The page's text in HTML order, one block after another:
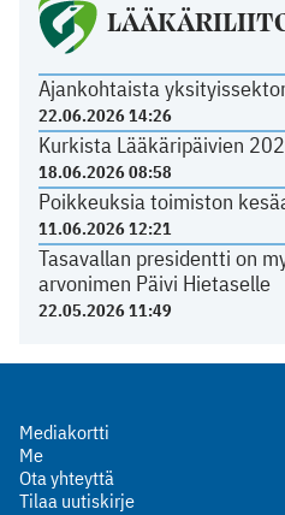
Ajankohtaista
22.06.2026 14:26
Kurkista Lääkäripäivien
18.06.2026 08:58
Poikkeuksia toimiston
11.06.2026 12:21
Tasavallan presidentti on
arvonimen Päivi Hietaselle
22.05.2026 11:49
Mediakortti
Me
Ota yhteyttä
Tilaa uutiskirje